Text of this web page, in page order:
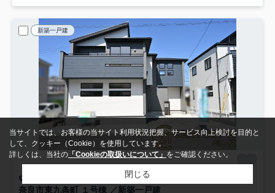
新築一戸建
奈良市東九条町 １号棟 ／新築一戸建
当サイトでは、お客様の当サイト利用状況把握、サービス向上検討を目的と
して、クッキー（Cookie）を使用しています。
詳しくは、当社の 「Cookieの取扱いについて」 をご確認ください。
閉じる